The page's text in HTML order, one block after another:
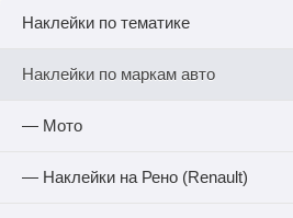
Наклейки по тематике
Наклейки по маркам авто
— Мото
— Наклейки на Рено (Renault)